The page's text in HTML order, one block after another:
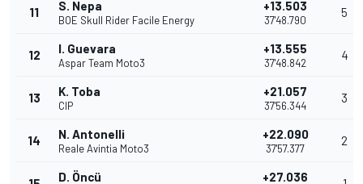
11 S. Nepa
BOE Skull Rider Facile Energy
+13.503
37'48.790
5
12 I. Guevara
Aspar Team Moto3
+13.555
37'48.842
4
13 K. Toba
CIP
+21.057
37'56.344
3
14 N. Antonelli
Reale Avintia Moto3
+22.090
37'57.377
2
D. Öncü +27.036